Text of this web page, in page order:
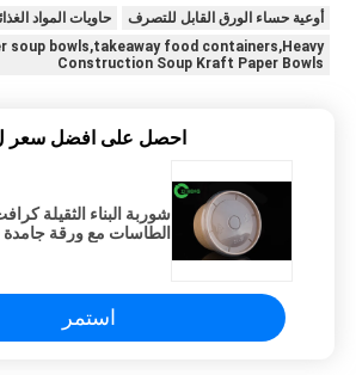
أوعية حساء الورق القابل للتصرف
حاويات المواد
soup bowls,takeaway food containers,Heavy
Construction Soup Kraft Paper Bowls
احصل على افضل سعر
شوربة البناء الثقيلة
الطاسات مع ورقة
استمر